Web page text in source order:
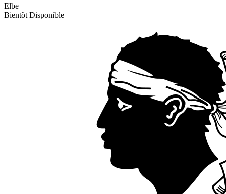
Elbe
Bientôt Disponible